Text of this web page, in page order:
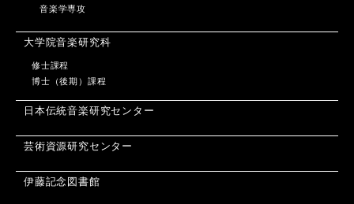
音楽学専攻
大学院音楽研究科
修士課程
博士（後期）課程
日本伝統音楽研究センター
芸術資源研究センター
伊藤記念図書館